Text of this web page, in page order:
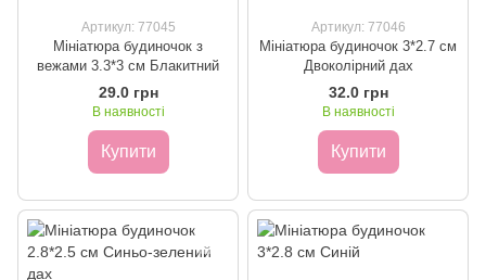
Артикул: 77045
Мініатюра будиночок з
вежами 3.3*3 см Блакитний
29.0 грн
В наявності
Купити
Артикул: 77046
Мініатюра будиночок 3*2.7 см
Двоколірний дах
32.0 грн
В наявності
Купити